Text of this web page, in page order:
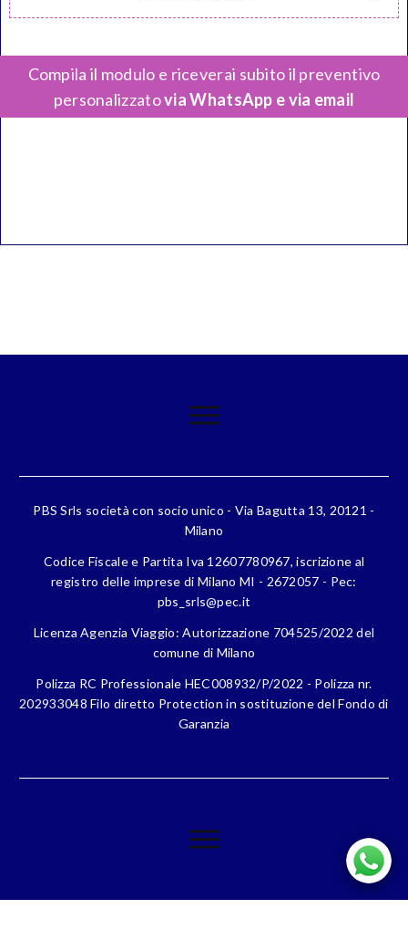
Compila il modulo e riceverai subito il preventivo
personalizzatovia WhatsApp e via email
PBS Srls società con socio unico - Via Bagutta 13, 20121 -
Milano
Codice Fiscale e Partita Iva 12607780967, iscrizione al
registro delle imprese di Milano MI - 2672057 - Pec:
pbs_srls@pec.it
Licenza Agenzia Viaggio: Autorizzazione 704525/2022 del
comune di Milano
Polizza RC Professionale HEC008932/P/2022 - Polizza nr.
202933048 Filo diretto Protection in sostituzione del Fondo di
Garanzia